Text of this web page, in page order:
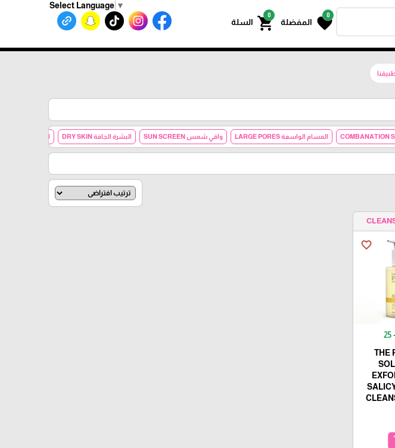
Select Language ▼
0
favorite المفضلة
0
shopping_cart السلة
المسام الواسعة LARGE PORES واقي شمس SUN SCREEN البشرة الجافة DRY SKIN
favorite_border
25
THE